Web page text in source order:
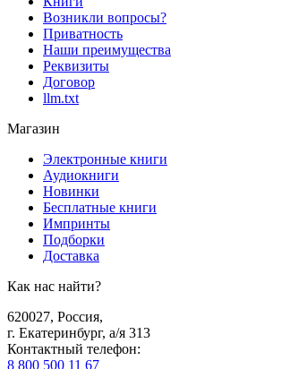
Возникли вопросы?
Приватность
Наши преимущества
Реквизиты
Договор
llm.txt
Магазин
Электронные книги
Аудиокниги
Новинки
Бесплатные книги
Импринты
Подборки
Доставка
Как нас найти?
620027, Россия,
г. Екатеринбург, а/я 313
Контактный телефон:
8 800 500 11 67